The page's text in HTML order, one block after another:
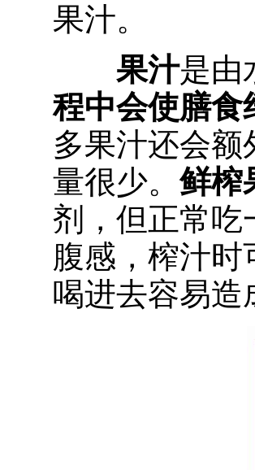
果汁。
果汁是由
程中会使膳食
多果汁还会
量很少。鲜榨
剂，但正常吃
腹感，榨汁
喝进去容易造